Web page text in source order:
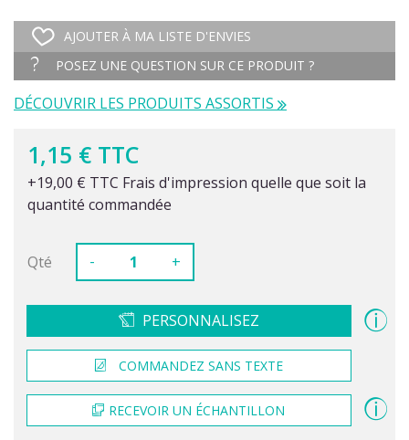
AJOUTER À MA LISTE D'ENVIES
POSEZ UNE QUESTION SUR CE PRODUIT ?
DÉCOUVRIR LES PRODUITS ASSORTIS
1,15 € TTC
+19,00 € TTC Frais d'impression quelle que soit la
quantité commandée
Qté - +
PERSONNALISEZ
COMMANDEZ SANS TEXTE
RECEVOIR UN ÉCHANTILLON